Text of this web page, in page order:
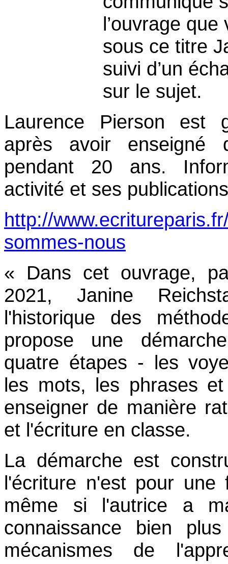
l’ouvrage
sous ce titre
suivi d’un
sur le sujet.
Laurence Pierson est
après avoir enseigné
pendant 20 ans.
activité et ses
http://
sommes-nous
« Dans cet ouvrage,
2021, Janine
l'historique des
propose une
quatre étapes - les
les mots, les phrases
enseigner de manière
et l'écriture en classe.
La démarche est
l'écriture n'est pour une
même si l'autrice a
connaissance bien
mécanismes de